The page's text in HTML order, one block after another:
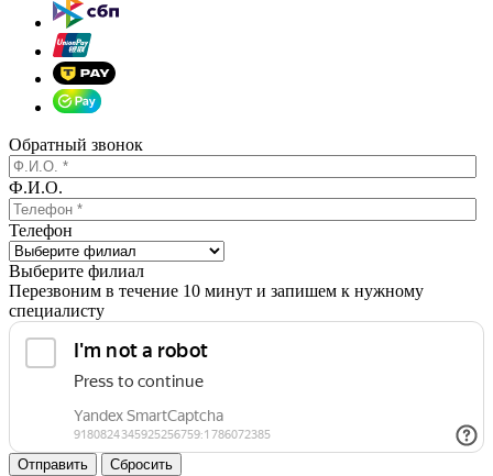
Обратный звонок
Ф.И.О.
Телефон
Выберите филиал
Перезвоним в течение 10 минут и запишем к нужному
специалисту
Отправить Сбросить